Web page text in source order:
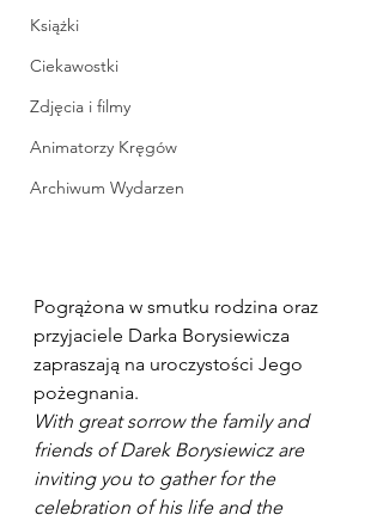
Książki
Ciekawostki
Zdjęcia i filmy
Animatorzy Kręgów
Archiwum Wydarzen
Pogrążona w smutku rodzina oraz
przyjaciele Darka Borysiewicza
zapraszają na uroczystości Jego
pożegnania.
With great sorrow the family and
friends of Darek Borysiewicz are
inviting you to gather for the
celebration of his life and the